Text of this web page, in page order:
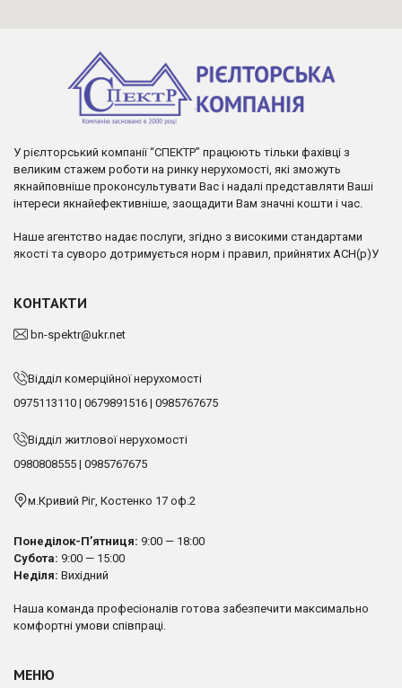
У рієлторський компанії “СПЕКТР” працюють тільки фахівці з
великим стажем роботи на ринку нерухомості, які зможуть
якнайповніше проконсультувати Вас і надалі представляти Ваші
інтереси якнайефективніше, заощадити Вам значні кошти і час.
Наше агентство надає послуги, згідно з високими стандартами
якості та суворо дотримується норм і правил, прийнятих АСН(р)У
КОНТАКТИ
bn-spektr@ukr.net
Відділ комерційної нерухомості
0975113110 | 0679891516 | 0985767675
Відділ житлової нерухомості
0980808555 | 0985767675
м.Кривий Ріг, Костенко 17 оф.2
Понеділок-П’ятниця: 9:00 — 18:00
Субота: 9:00 — 15:00
Неділя: Вихідний
Наша команда професіоналів готова забезпечити максимально
комфортні умови співпраці.
МЕНЮ